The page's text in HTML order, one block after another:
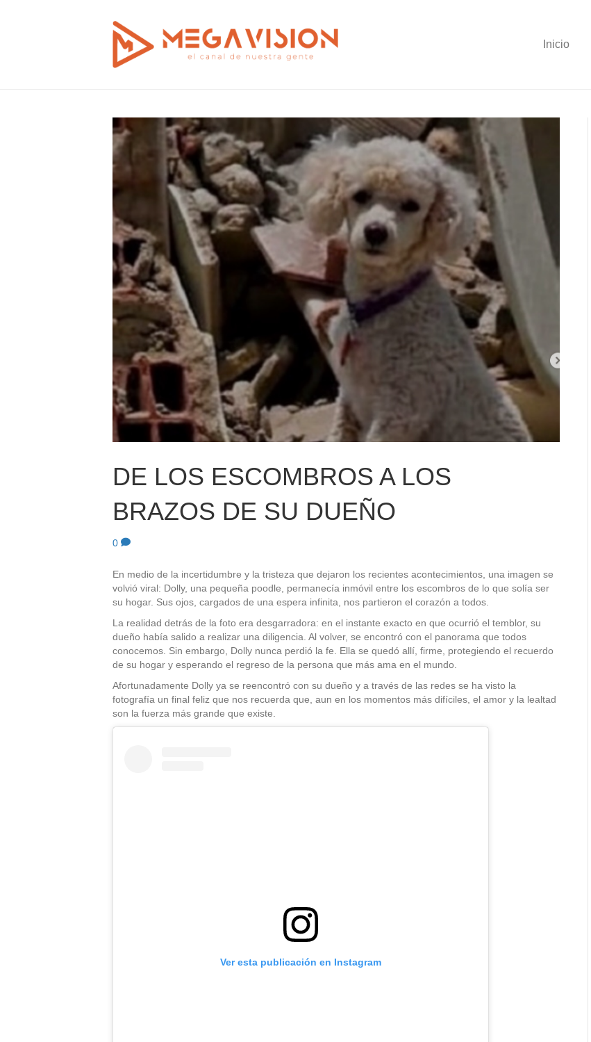
Inicio
DE LOS ESCOMBROS A LOS
BRAZOS DE SU DUEÑO
0
En medio de la incertidumbre y la tristeza que dejaron los recientes acontecimientos, una imagen se
volvió viral: Dolly, una pequeña poodle, permanecía inmóvil entre los escombros de lo que solía ser
su hogar. Sus ojos, cargados de una espera infinita, nos partieron el corazón a todos.
La realidad detrás de la foto era desgarradora: en el instante exacto en que ocurrió el temblor, su
dueño había salido a realizar una diligencia. Al volver, se encontró con el panorama que todos
conocemos. Sin embargo, Dolly nunca perdió la fe. Ella se quedó allí, firme, protegiendo el recuerdo
de su hogar y esperando el regreso de la persona que más ama en el mundo.
Afortunadamente Dolly ya se reencontró con su dueño y a través de las redes se ha visto la
fotografía un final feliz que nos recuerda que, aun en los momentos más difíciles, el amor y la lealtad
son la fuerza más grande que existe.
Ver esta publicación en Instagram